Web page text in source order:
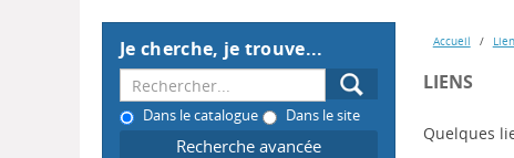
Je cherche, je trouve...
Dans le catalogue Dans le site
Recherche avancée
Accueil
LIENS
Quelques